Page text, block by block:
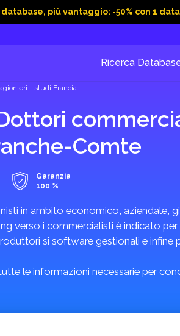
database, più vantaggio: -50% con 1
Ricerca
- studi Francia
Comte
Garanzia
100 %
in ambito economico, aziendale,
verso i commercialisti è indicato
si software gestionali e infine
le informazioni necessarie per